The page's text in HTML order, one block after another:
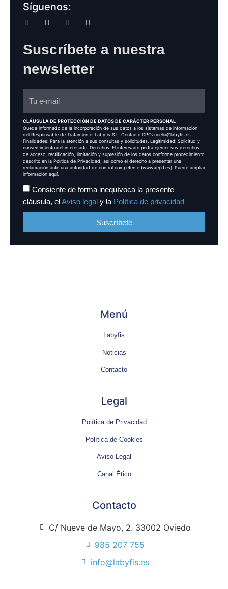
Síguenos:
Suscríbete a nuestra
newsletter
CLÁUSULA DE PROTECCIÓN DE DATOS DE CARÁCTER PERSONAL
Queda informado de la incorporación de sus datos a los sistemas de información
del Responsable de Tratamiento: Labyfis S.L. Contacto DPO: noelia@labyfis.es.
Finalidades: Para la atención a sus consultas y solicitudes. Legitimidad: Solicitud y
consentimiento del interesado. Derechos: El interesado podrá ejercer sus derechos
de acceso, rectificación, limitación y supresión de los datos conforme procedimiento
descrito en la Política de Privacidad, así como el derecho a presentar una
reclamación ante una autoridad de control competente (www.aepd.es). Puede ampliar
información aquí.
Consiente de forma inequívoca la presente
cláusula, el Aviso legal y la Política de privacidad
Suscríbete
Menú
Labyfis
Noticias
Contacto
Legal
Política de Privacidad
Política de Cookies
Aviso Legal
Canal Ético
Contacto
C/ Nueve de Mayo, 2. 33002 Oviedo
985 207 755
info@labyfis.es